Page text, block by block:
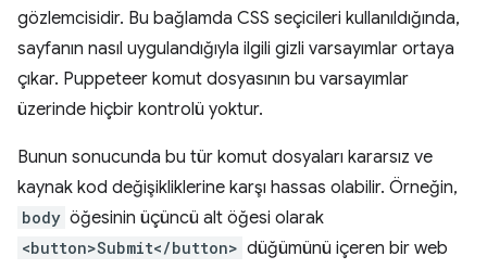
gözlemcisidir. Bu bağlamda CSS seçicileri kullanıldığında,
sayfanın nasıl uygulandığıyla ilgili gizli varsayımlar ortaya
çıkar. Puppeteer komut dosyasının bu varsayımlar
üzerinde hiçbir kontrolü yoktur.
Bunun sonucunda bu tür komut dosyaları kararsız ve
kaynak kod değişikliklerine karşı hassas olabilir. Örneğin,
body öğesinin üçüncü alt öğesi olarak
<button>Submit</button> düğümünü içeren bir web